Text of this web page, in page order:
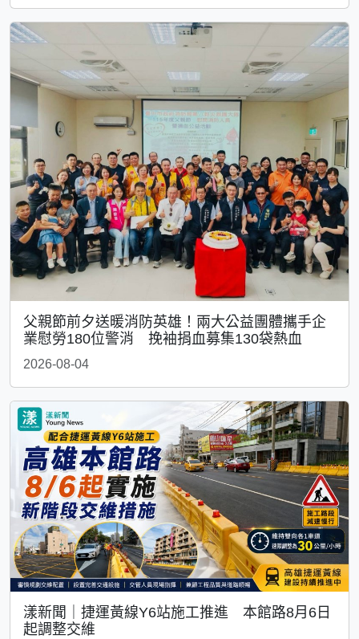
父親節前夕送暖消防英雄！兩大公益團體攜手企
業慰勞180位警消 挽袖捐血募集130袋熱血
2026-08-04
漾新聞｜捷運黃線Y6站施工推進 本館路8月6日
起調整交維